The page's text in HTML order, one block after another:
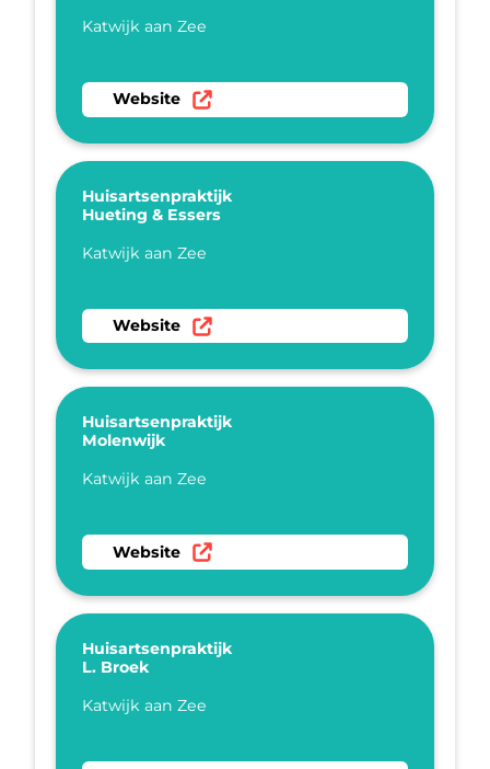
Plaatsnaam
Katwijk aan Zee
Ga naar website Huisartsenpraktijk Velberg
Website
Huisartsenpraktijk
Hueting & Essers
Plaatsnaam
Katwijk aan Zee
Ga naar website Huisartsenpraktijk Hueting &
Website
Huisartsenpraktijk
Molenwijk
Plaatsnaam
Katwijk aan Zee
Ga naar website Huisartsenpraktijk Molenwijk
Website
Huisartsenpraktijk
L. Broek
Plaatsnaam
Katwijk aan Zee